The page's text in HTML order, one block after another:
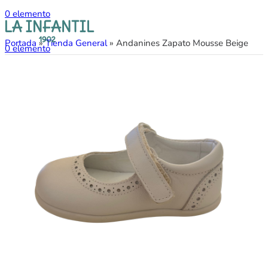
0 elemento
0elemento
Portada »Tienda General» Andanines Zapato Mousse Beige